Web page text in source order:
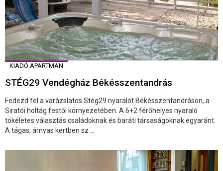
KIADÓ APARTMAN
STÉG29 Vendégház Békésszentandrás
Fedezd fel a varázslatos Stég29 nyaralót Békésszentandráson, a
Siratói holtág festői környezetében. A 6+2 férőhelyes nyaraló
tökéletes választás családoknak és baráti társaságoknak egyaránt.
A tágas, árnyas kertben sz ...